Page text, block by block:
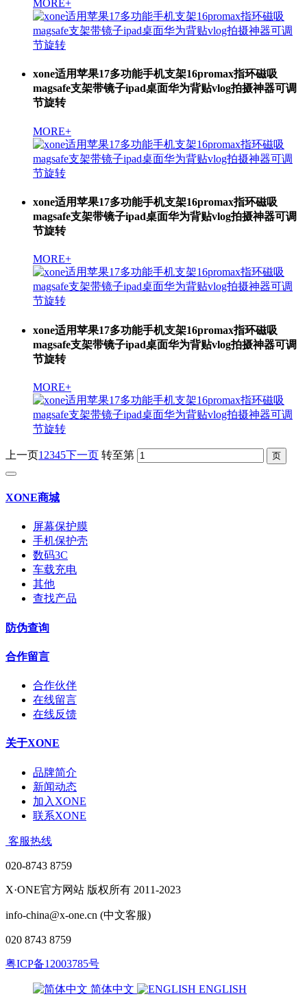
MORE+
xone适用苹果17多功能手机支架16promax指环磁吸
magsafe支架带镜子ipad桌面华为背贴vlog拍摄神器可调
节旋转
MORE+
xone适用苹果17多功能手机支架16promax指环磁吸
magsafe支架带镜子ipad桌面华为背贴vlog拍摄神器可调
节旋转
MORE+
xone适用苹果17多功能手机支架16promax指环磁吸
magsafe支架带镜子ipad桌面华为背贴vlog拍摄神器可调
节旋转
MORE+
上一页1 2345下一页 转至第
XONE商城
屏幕保护膜
手机保护壳
数码3C
车载充电
其他
查找产品
防伪查询
合作留言
合作伙伴
在线留言
在线反馈
关于XONE
品牌简介
新闻动态
加入XONE
联系XONE
客服热线
020-8743 8759
X·ONE官方网站 版权所有 2011-2023
info-china@x-one.cn (中文客服)
020 8743 8759
粤ICP备12003785号
简体中文 ENGLISH